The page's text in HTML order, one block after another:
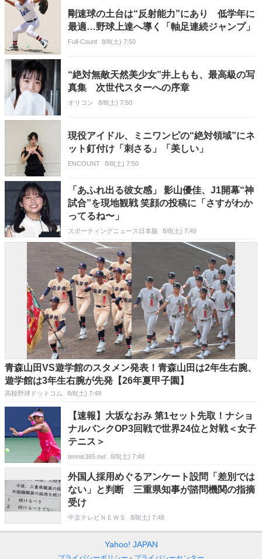
剛速球の土台は“反射能力”にあり 低学年に
最適…野球上達へ導く「軸足連続ジャンプ」
Full-Count 8/8(土) 7:50
“絶対無敵天然美少女”井上もも、最高級の写
真集 次世代スターへの序章
オリコン 8/8(土) 7:50
現役アイドル、ミニワンピの“絶対領域”にネ
ット釘付け「刺さる」「美しい」
ENCOUNT 8/8(土) 7:50
「あふれ出る彼女感」 影山優佳、J1開幕“神
試合”を現地観戦 笑顔の投稿に「さすがわか
ってるね〜」
スポーティングニュース日本版 8/8(土) 7:49
青森山田VS遊学館のスタメン発表！青森山田は2年生右腕、
遊学館は3年生右腕が先発【26年夏甲子園】
高校野球ドットコム 8/8(土) 7:48
【速報】大坂なおみ 第1セット先取！ナショ
ナルバンクOP3回戦で世界24位と対戦＜女子
テニス＞
tennis365.net 8/8(土) 7:48
外国人採用めぐるアンケート設問「差別では
ない」と判断 三重県知事が諮問機関の指摘
受け
中京テレビＮＥＷＳ 8/8(土) 7:48
Yahoo! JAPAN